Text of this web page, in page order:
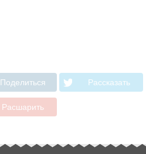
Поделиться Рассказать
Расшарить